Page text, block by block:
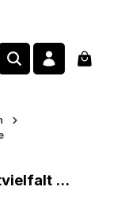
...